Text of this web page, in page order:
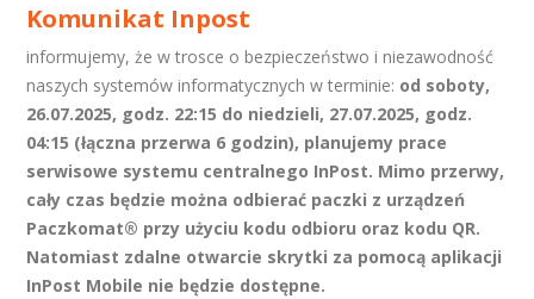
Komunikat Inpost
informujemy, że w trosce o bezpieczeństwo i niezawodność
naszych systemów informatycznych w terminie: od soboty,
26.07.2025, godz. 22:15 do niedzieli, 27.07.2025, godz.
04:15 (łączna przerwa 6 godzin), planujemy prace
serwisowe systemu centralnego InPost. Mimo przerwy,
cały czas będzie można odbierać paczki z urządzeń
Paczkomat® przy użyciu kodu odbioru oraz kodu QR.
Natomiast zdalne otwarcie skrytki za pomocą aplikacji
InPost Mobile nie będzie dostępne.